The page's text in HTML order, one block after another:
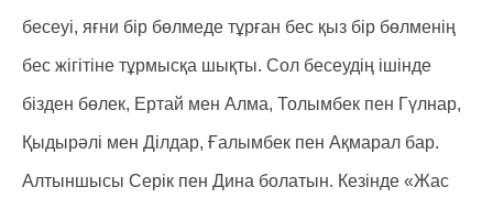
бесеуі, яғни бір бөлмеде тұрған бес қыз бір бөлменің
бес жігітіне тұрмысқа шықты. Сол бесеудің ішінде
бізден бөлек, Ертай мен Алма, Толымбек пен Гүлнар,
Қыдырәлі мен Ділдар, Ғалымбек пен Ақмарал бар.
Алтыншысы Серік пен Дина болатын. Кезінде «Жас